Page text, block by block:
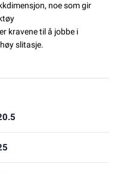
noe som gir
kravene til å jobbe i
slitasje.